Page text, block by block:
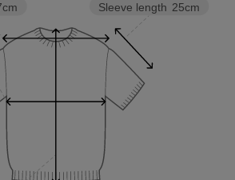
Sleeve length 25cm